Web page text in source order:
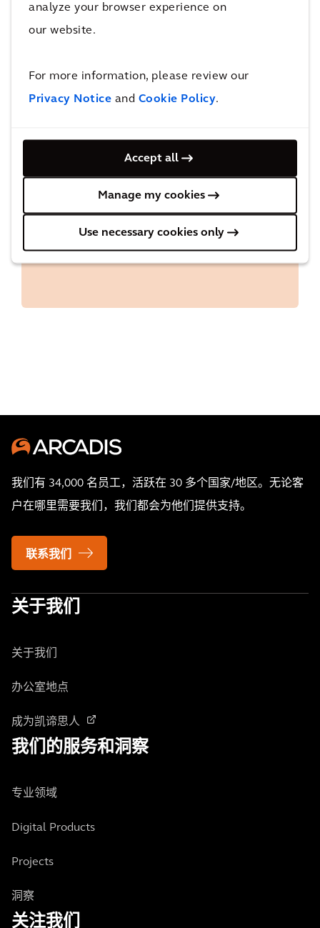
analyze your browser experience on
our website.
For more information, please review our
Privacy Notice and Cookie Policy.
Accept all
Manage my cookies
Use necessary cookies only
行管理团队对遵守和实施我们的人权政策负有主
要责任，但每个凯谛思人都应遵守本政策中所述
凯谛思人权政策
我们有 34,000 名员工，活跃在 30 多个国家/地区。无论客
户在哪里需要我们，我们都会为他们提供支持。
联系我们
关于我们
关于我们
办公室地点
成为凯谛思人
我们的服务和洞察
专业领域
Digital Products
Projects
洞察
关注我们